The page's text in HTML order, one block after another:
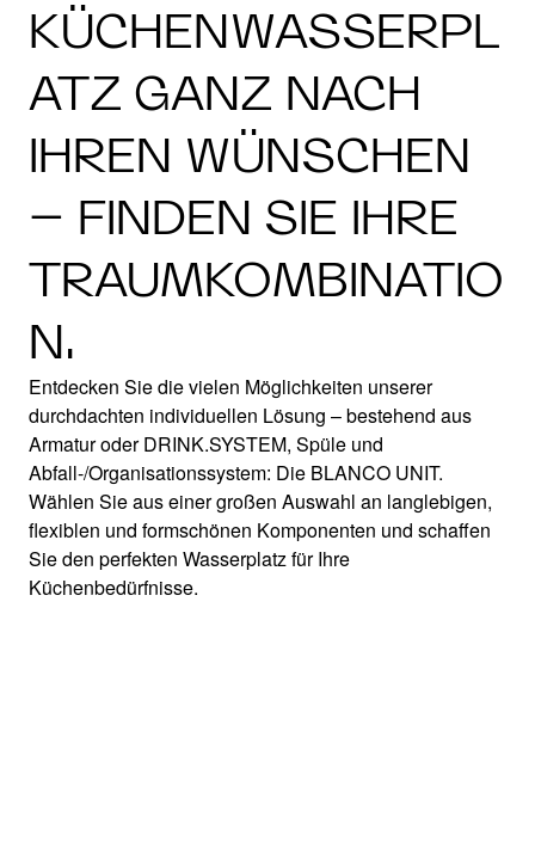
KÜCHENWASSERPL
ATZ GANZ NACH
IHREN WÜNSCHEN
– FINDEN SIE IHRE
TRAUMKOMBINATIO
N.
Entdecken Sie die vielen Möglichkeiten unserer
durchdachten individuellen Lösung – bestehend aus
Armatur oder DRINK.SYSTEM, Spüle und
Abfall-/Organisationssystem: Die BLANCO UNIT.
Wählen Sie aus einer großen Auswahl an langlebigen,
flexiblen und formschönen Komponenten und schaffen
Sie den perfekten Wasserplatz für Ihre
Küchenbedürfnisse.